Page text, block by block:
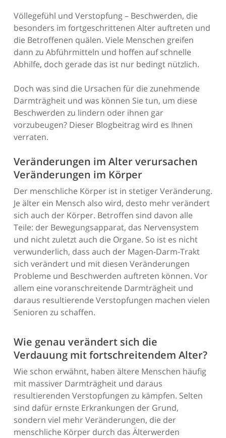
Völlegefühl und Verstopfung – Beschwerden, die
besonders im fortgeschrittenen Alter auftreten und
die Betroffenen quälen. Viele Menschen greifen
dann zu Abführmitteln und hoffen auf schnelle
Abhilfe, doch gerade das ist nur bedingt nützlich.
Doch was sind die Ursachen für die zunehmende
Darmträgheit und was können Sie tun, um diese
Beschwerden zu lindern oder ihnen gar
vorzubeugen? Dieser Blogbeitrag wird es Ihnen
verraten.
Veränderungen im Alter verursachen
Veränderungen im Körper
Der menschliche Körper ist in stetiger Veränderung.
Je älter ein Mensch also wird, desto mehr verändert
sich auch der Körper. Betroffen sind davon alle
Teile: der Bewegungsapparat, das Nervensystem
und nicht zuletzt auch die Organe. So ist es nicht
verwunderlich, dass auch der Magen-Darm-Trakt
sich verändert und mit diesen Veränderungen
Probleme und Beschwerden auftreten können. Vor
allem eine voranschreitende Darmträgheit und
daraus resultierende Verstopfungen machen vielen
Senioren zu schaffen.
Wie genau verändert sich die
Verdauung mit fortschreitendem Alter?
Wie schon erwähnt, haben ältere Menschen häufig
mit massiver Darmträgheit und daraus
resultierenden Verstopfungen zu kämpfen. Selten
sind dafür ernste Erkrankungen der Grund,
sondern viel mehr Veränderungen, die der
menschliche Körper durch das Älterwerden